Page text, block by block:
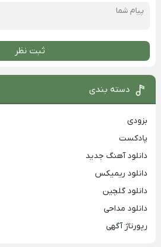
ثبت نظر
دسته بندی
بزودی
پادکست
دانلود آهنگ جدید
دانلود ریمیکس
دانلود گلچین
دانلود مداحی
رپورتاژ آگهی